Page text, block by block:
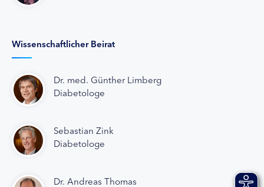
Wissenschaftlicher Beirat
Dr. med. Günther Limberg
Diabetologe
Sebastian Zink
Diabetologe
Dr. Andreas Thomas